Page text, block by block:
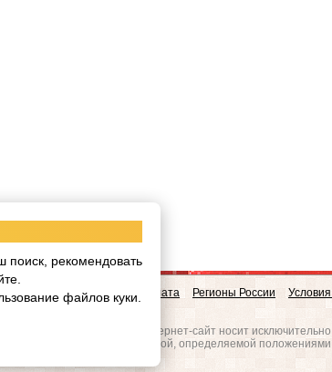
Новинки Доставка и Оплата Регионы России
на то, что данный интернет-сайт носит
не является публичной офертой, определяемой
поиск, рекомендовать
файлов куки.